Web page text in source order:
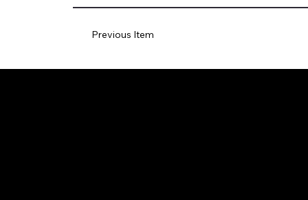
Previous Item